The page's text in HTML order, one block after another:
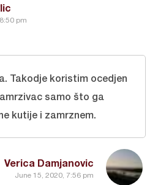
pm
Verica Damjanovic
June 15, 2020, 7:56 pm
Takodje koristim ocedjen
samo što ga
kutije i zamrznem.